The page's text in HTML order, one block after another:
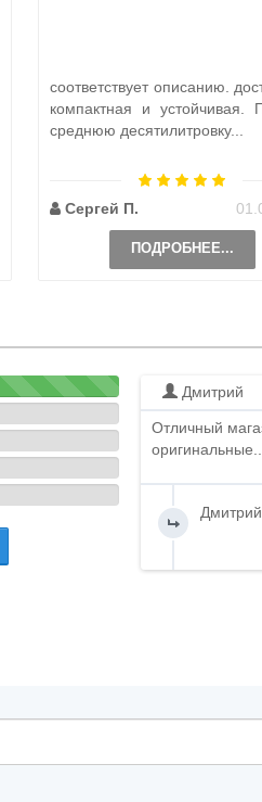
соответствует описанию.
компактная и устойчивая.
среднюю десятилитровку...
Сергей П.
ПОДРОБНЕЕ...
Дмитрий
Отличный
оригинальные...